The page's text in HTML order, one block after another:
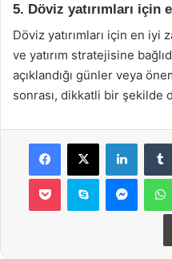
5. Döviz yatırımları için
Döviz yatırımları için en iyi
ve yatırım stratejisine
açıklandığı günler veya
sonrası, dikkatli bir şekilde
Facebook
X
Pocket Skype